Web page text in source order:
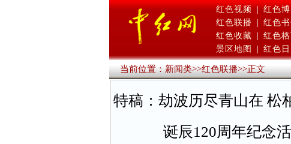
红色视频 | 红色
红色联播
红色
红色收藏
红色
景区地图
红色日
当前位置：新闻类>>红色联播>>正文
特稿：劫波历尽青山在
诞辰120周年纪念